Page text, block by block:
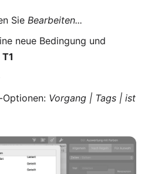
Sie Bearbeiten...
neue Bedingung und
Optionen: Vorgang | Tags | ist